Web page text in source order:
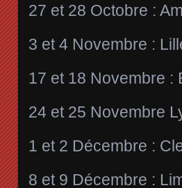
27 et 28 Octobre :
3 et 4 Novembre :
17 et 18 Novembre :
24 et 25 Novembre
1 et 2 Décembre :
8 et 9 Décembre :